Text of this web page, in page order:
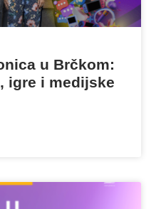
u Brčkom:
igre i medijske